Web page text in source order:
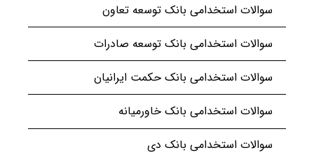
سوالات استخدامی بانک توسعه تعاون
سوالات استخدامی بانک توسعه صادرات
سوالات استخدامی بانک حکمت ایرانیان
سوالات استخدامی بانک خاورمیانه
سوالات استخدامی بانک دی